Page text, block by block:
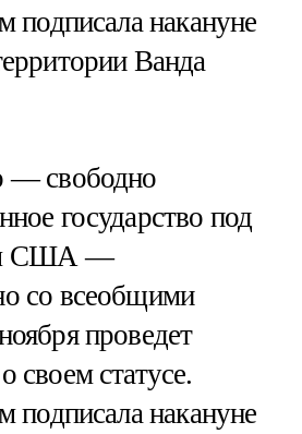
подписала накануне
Ванда
— свободно
государство под
США —
со всеобщими
проведет
своем статусе.
подписала накануне